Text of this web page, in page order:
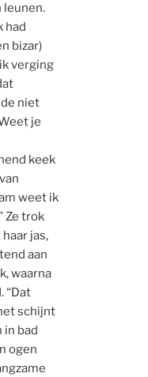
leunen.
had
bizar)
verging
niet
je
keek
weet ik
Ze trok
jas,
aan
waarna
“Dat
schijnt
in bad
ogen